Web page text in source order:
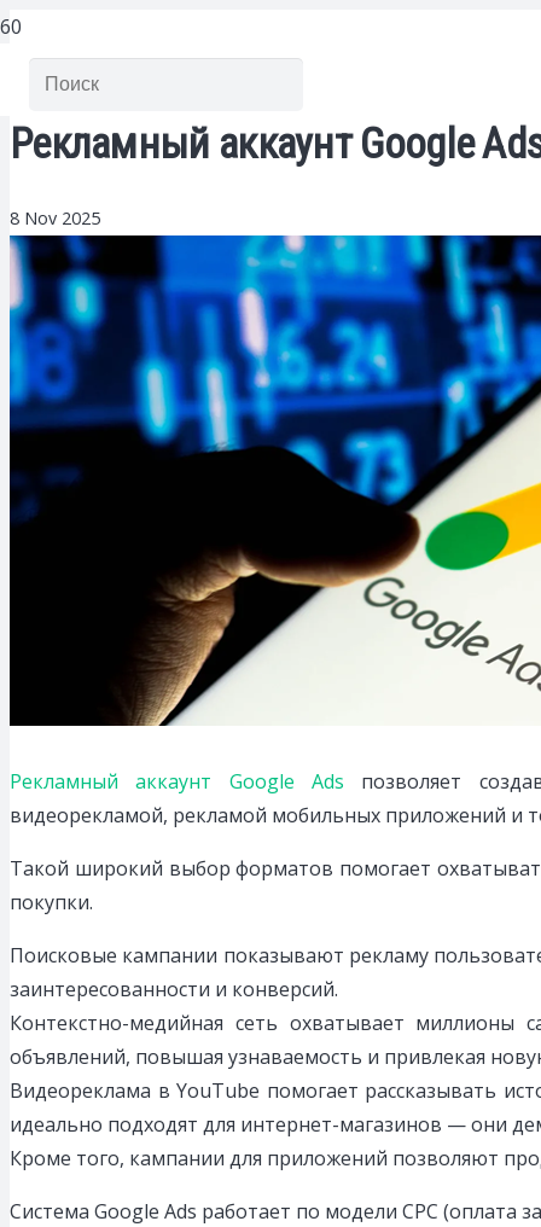
Рекламный аккаунт Google
8 Nov 2025
Рекламный аккаунт Google Ads позволяет
видеорекламой, рекламой мобильных приложений и
Такой широкий выбор форматов помогает
покупки.
Поисковые кампании показывают рекламу
заинтересованности и конверсий.
Контекстно-медийная сеть охватывает
объявлений, повышая узнаваемость и привлекая
Видеореклама в YouTube помогает рассказывать
идеально подходят для интернет-магазинов — они
Кроме того, кампании для приложений позволяют
Система Google Ads работает по модели CPC (оплата